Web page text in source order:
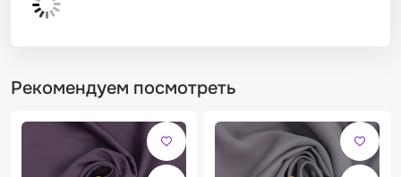
Рекомендуем посмотреть